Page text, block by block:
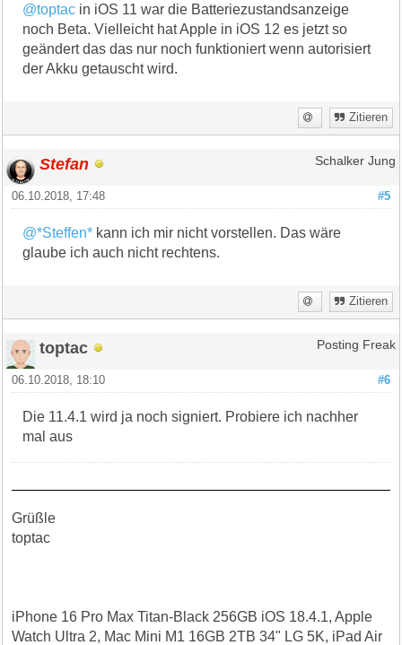
@toptac in iOS 11 war die Batteriezustandsanzeige
noch Beta. Vielleicht hat Apple in iOS 12 es jetzt so
geändert das das nur noch funktioniert wenn autorisiert
der Akku getauscht wird.
Zitieren
Stefan Schalker Jung
#5
06.10.2018, 17:48
@*Steffen* kann ich mir nicht vorstellen. Das wäre
glaube ich auch nicht rechtens.
Zitieren
toptac Posting Freak
#6
06.10.2018, 18:10
Die 11.4.1 wird ja noch signiert. Probiere ich nachher
mal aus
Grüßle
toptac
iPhone 16 Pro Max Titan-Black 256GB iOS 18.4.1, Apple
Watch Ultra 2, Mac Mini M1 16GB 2TB 34" LG 5K, iPad Air